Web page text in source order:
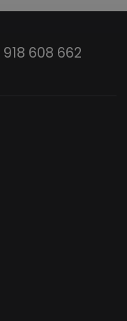
918 608 662